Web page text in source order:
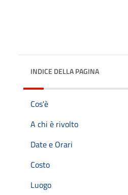
INDICE DELLA PAGINA
Cos'è
A chi è rivolto
Date e Orari
Costo
Luogo